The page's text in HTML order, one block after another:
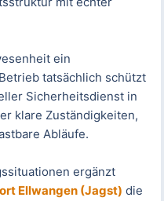
ein
tatsächlich schützt
Sicherheitsdienst in
klare Zuständigkeiten,
Abläufe.
ergänzt
Ellwangen (Jagst) die